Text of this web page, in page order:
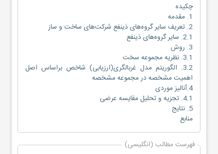
چکیده
1. مقدمه
2. تعریف سایر گروه‌های ذ‌ینفع شرکت‌های ساخت و ساز
2.1. سایر گروه‌های ذینفع
3. روش
3.1. نظریه مجموعه سخت
3.2. الگوریتم مدل غربالگری(ارزیابی) شاخص براساس اصل
اهمیت مشخصه در مجموعه مشخصه
4.آنالیز موردی
4.1. تجزیه و تحلیل مقایسه عرضی
5. نتایج
منابع
فهرست مطالب (انگلیسی)